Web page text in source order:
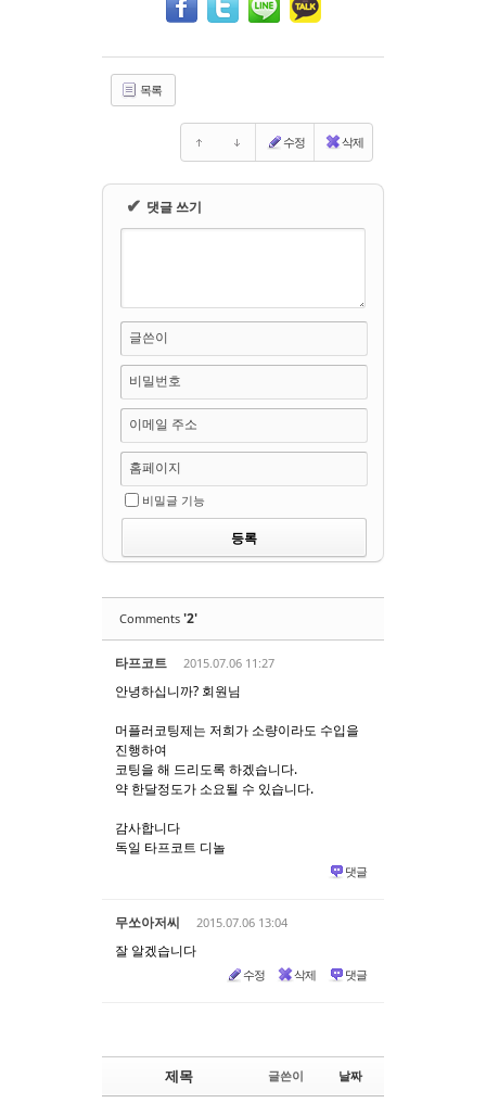
목록
수정 삭제
✔ 댓글 쓰기
글쓴이
비밀번호
이메일 주소
홈페이지
비밀글 기능
Comments '2'
타프코트 2015.07.06 11:27
안녕하십니까? 회원님
머플러코팅제는 저희가 소량이라도 수입을
진행하여
코팅을 해 드리도록 하겠습니다.
약 한달정도가 소요될 수 있습니다.
감사합니다
독일 타프코트 디놀
댓글
무쏘아저씨 2015.07.06 13:04
잘 알겠습니다
수정 삭제 댓글
제목 글쓴이 날짜